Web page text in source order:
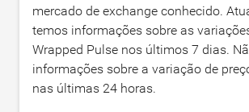
mercado de exchange conhecido.
temos informações sobre as
Wrapped Pulse nos últimos 7 dias.
informações sobre a variação de
nas últimas 24 horas.